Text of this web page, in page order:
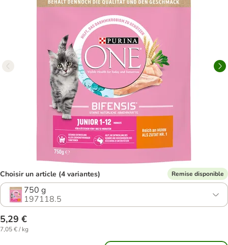
Choisir un article (4 variantes) Remise disponible
750 g
197118.5
5,29 €
7,05 € / kg